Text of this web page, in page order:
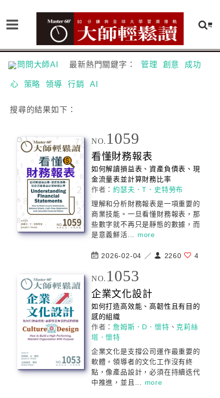
問問大師AI 最新熱門關鍵字： 管理 創意 成功
心 策略 領導 行銷 AI
搜尋的結果如下：
NO. 1059
看懂財務報表
如何解讀損益表、資產負債表、現
金流量表並計算財務比率
作者：約瑟夫．T．史特勞布
理解和分析財務報表是一項重要的
商業技能。一旦看懂財務報表，那
些數字就不再只是靜態的數據，而
是意義鮮活... more
2026-02-04 ／ 2260 4
NO. 1053
企業文化設計
如何打造高效能、高韌性且有目的
感的組織
作者：詹姆斯．D．懷特 、 克莉絲
塔．懷特
企業文化是支撐公司運作最重要的
軟體，領導者的文化工作沒有終
點，像產品設計，必須在持續迭代
中推進，並且... more